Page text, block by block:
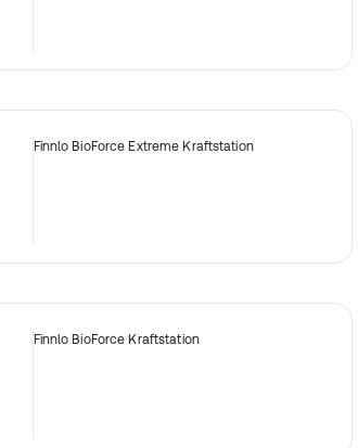
Finnlo BioForce Extreme Kraftstation
Finnlo BioForce Kraftstation